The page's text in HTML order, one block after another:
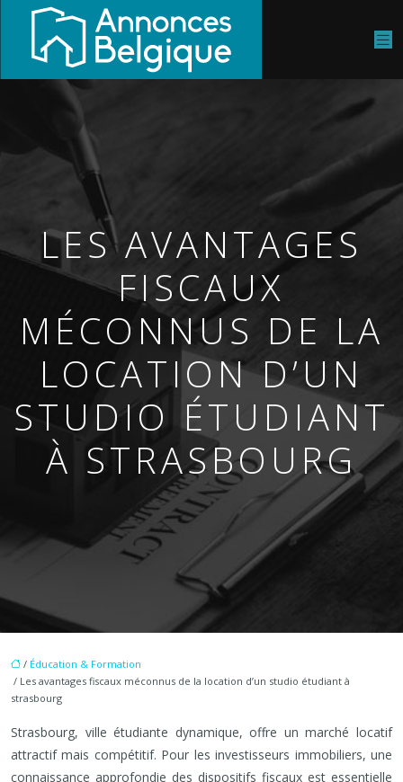
LES AVANTAGES
FISCAUX
MÉCONNUS DE LA
LOCATION D’UN
STUDIO ÉTUDIANT
À STRASBOURG
/ Éducation & Formation
/ Les avantages fiscaux méconnus de la location d’un studio étudiant à
strasbourg
Strasbourg, ville étudiante dynamique, offre un marché locatif
attractif mais compétitif. Pour les investisseurs immobiliers, une
connaissance approfondie des dispositifs fiscaux est essentielle